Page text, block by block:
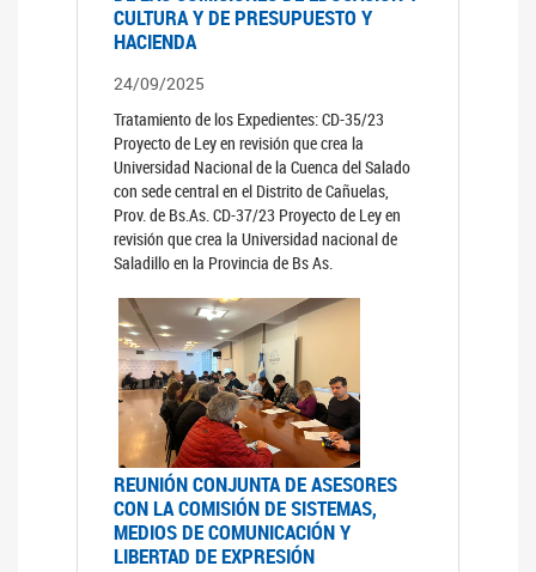
CULTURA Y DE PRESUPUESTO Y
HACIENDA
24/09/2025
Tratamiento de los Expedientes: CD-35/23
Proyecto de Ley en revisión que crea la
Universidad Nacional de la Cuenca del Salado
con sede central en el Distrito de Cañuelas,
Prov. de Bs.As. CD-37/23 Proyecto de Ley en
revisión que crea la Universidad nacional de
Saladillo en la Provincia de Bs As.
REUNIÓN CONJUNTA DE ASESORES
CON LA COMISIÓN DE SISTEMAS,
MEDIOS DE COMUNICACIÓN Y
LIBERTAD DE EXPRESIÓN